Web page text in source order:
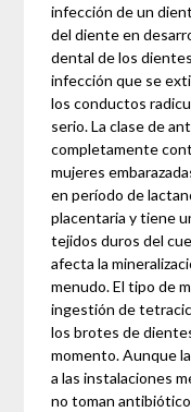
infección de un
del diente en
dental de los
infección que se
los conductos
serio. La clase de
completamente
mujeres
en período de
placentaria y tiene
tejidos duros del
afecta la
menudo. El tipo de
ingestión de
los brotes de
momento. Aunque
a las instalaciones
no toman